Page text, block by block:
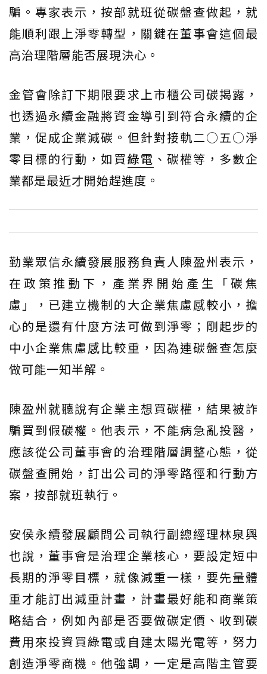
騙。專家表示，按部就班從碳盤查做起，就
能順利跟上淨零轉型，關鍵在董事會這個最
高治理階層能否展現決心。
金管會除訂下期限要求上市櫃公司碳揭露，
也透過永續金融將資金導引到符合永續的企
業，促成企業減碳。但針對接軌二○五○淨
零目標的行動，如買綠電 、碳權等，多數企
業都是最近才開始趕進度。
勤業眾信永續發展服務負責人陳盈州表示，
在政策推動下，產業界開始產生「碳焦
慮」，已建立機制的大企業焦慮感較小，擔
心的是還有什麼方法可做到淨零；剛起步的
中小企業焦慮感比較重，因為連碳盤查怎麼
做可能一知半解。
陳盈州就聽說有企業主想買碳權，結果被詐
騙買到假碳權。他表示，不能病急亂投醫，
應該從公司董事會的治理階層調整心態，從
碳盤查開始，訂出公司的淨零路徑和行動方
案，按部就班執行。
安侯永續發展顧問公司執行副總經理林泉興
也說，董事會是治理企業核心，要設定短中
長期的淨零目標，就像減重一樣，要先量體
重才能訂出減重計畫，計畫最好能和商業策
略結合，例如內部是否要做碳定價、收到碳
費用來投資買綠電或自建太陽光電等，努力
創造淨零商機。他強調，一定是高階主管要